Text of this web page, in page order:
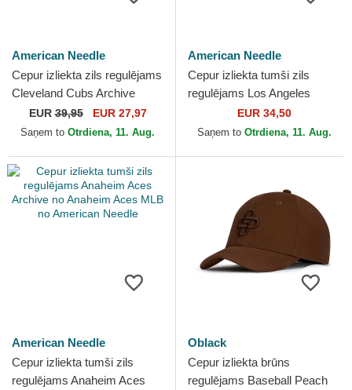
American Needle
Cepur izliekta zils regulējams
Cleveland Cubs Archive
Legend no Cleveland Cubs
MLB no American...
EUR39,95 EUR 27,97
Saņem to Otrdiena, 11. Aug.
American Needle
Cepur izliekta tumši zils
regulējams Los Angeles
Angels Archive no Los
Angeles Angels MLB no...
EUR 34,50
Saņem to Otrdiena, 11. Aug.
American Needle
Cepur izliekta tumši zils
regulējams Anaheim Aces
Oblack
Cepur izliekta brūns
regulējams Baseball Peach